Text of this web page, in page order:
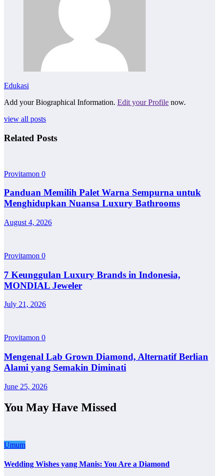
Edukasi
Add your Biographical Information. Edit your Profile now.
view all posts
Related Posts
Provitamon 0
Panduan Memilih Palet Warna Sempurna untuk
Menghidupkan Nuansa Luxury Bathrooms
August 4, 2026
Provitamon 0
7 Keunggulan Luxury Brands in Indonesia,
MONDIAL Jeweler
July 21, 2026
Provitamon 0
Mengenal Lab Grown Diamond, Alternatif Berlian
Alami yang Semakin Diminati
June 25, 2026
You May Have Missed
Umum
Wedding Wishes yang Manis: You Are a Diamond